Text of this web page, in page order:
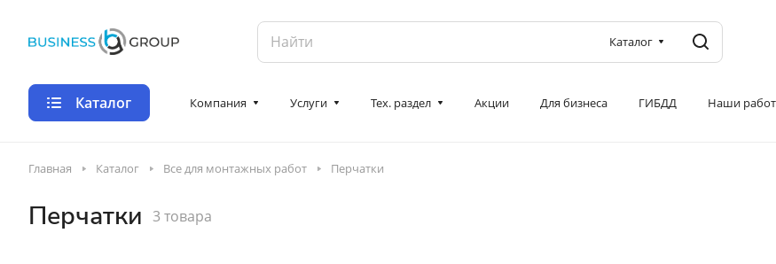
Каталог
Каталог Компания Услуги Тех. раздел Акции Для бизнеса ГИБДД Наши
Главная Каталог Все для монтажных работ Перчатки
Перчатки 3 товара